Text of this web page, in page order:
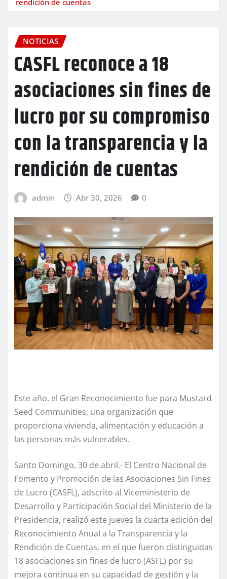
NOTICIAS
CASFL reconoce a 18
asociaciones sin fines de
lucro por su compromiso
con la transparencia y la
rendición de cuentas
admin Abr 30, 2026 0
Este año, el Gran Reconocimiento fue para Mustard
Seed Communities, una organización que
proporciona vivienda, alimentación y educación a
las personas más vulnerables.
Santo Domingo, 30 de abril.- El Centro Nacional de
Fomento y Promoción de las Asociaciones Sin Fines
de Lucro (CASFL), adscrito al Viceministerio de
Desarrollo y Participación Social del Ministerio de la
Presidencia, realizó este jueves la cuarta edición del
Reconocimiento Anual a la Transparencia y la
Rendición de Cuentas, en el que fueron distinguidas
18 asociaciones sin fines de lucro (ASFL) por su
mejora continua en su capacidad de gestión y la